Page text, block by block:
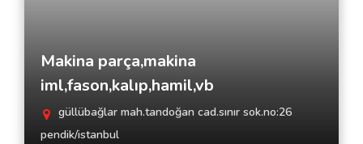
Makina parça,makina
iml,fason,kalıp,hamil,vb
güllübağlar mah.tandoğan cad.sınır sok.no:26
pendik/istanbul